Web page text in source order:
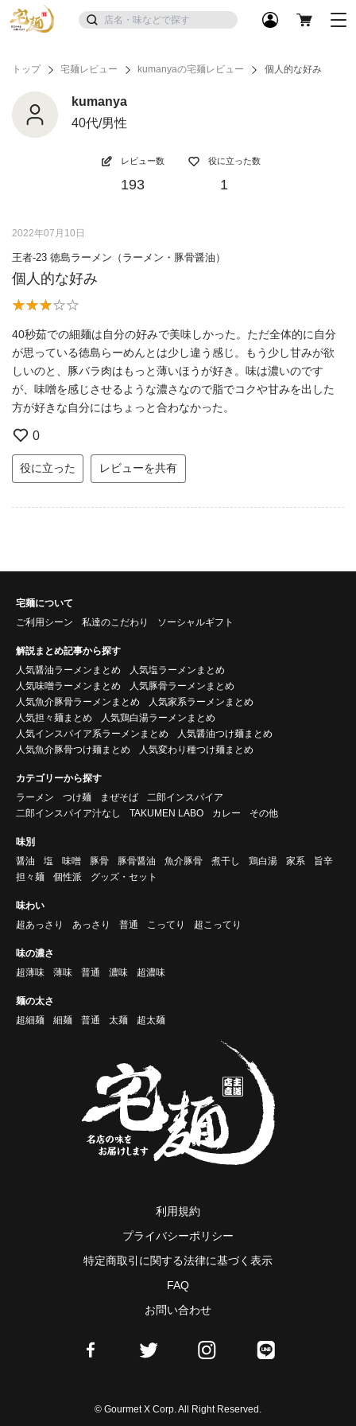
トップ 宅麺レビュー kumanyaの宅麺レビュー 個人的な好み
kumanya
40代/男性
レビュー数
193
役に立った数
1
2022年07月10日
王者-23 徳島ラーメン（ラーメン・豚骨醤油）
個人的な好み
40秒茹での細麺は自分の好みで美味しかった。ただ全体的に自分
が思っている徳島らーめんとは少し違う感じ。もう少し甘みが欲
しいのと、豚バラ肉はもっと薄いほうが好き。味は濃いのです
が、味噌を感じさせるような濃さなので脂でコクや甘みを出した
方が好きな自分にはちょっと合わなかった。
0
役に立った レビューを共有
宅麺について
ご利用シーン
私達のこだわり ソーシャルギフト
解説まとめ記事から探す
人気醤油ラーメンまとめ
人気塩ラーメンまとめ
人気味噌ラーメンまとめ
人気豚骨ラーメンまとめ
人気魚介豚骨ラーメンまとめ
人気家系ラーメンまとめ
人気担々麺まとめ
人気鶏白湯ラーメンまとめ
人気インスパイア系ラーメンまとめ
人気醤油つけ麺まとめ
人気魚介豚骨つけ麺まとめ
人気変わり種つけ麺まとめ
カテゴリーから探す
ラーメン
つけ麺 まぜそば
二郎インスパイア
二郎インスパイア汁なし
TAKUMEN LABO カレー その他
味別
醤油
塩 味噌 豚骨 豚骨醤油 魚介豚骨 煮干し 鶏白湯 家系
旨辛
担々麺
個性派 グッズ・セット
味わい
超あっさり
あっさり 普通 こってり 超こってり
味の濃さ
超薄味
薄味 普通 濃味 超濃味
麺の太さ
超細麺
細麺 普通 太麺 超太麺
利用規約
プライバシーポリシー
特定商取引に関する法律に基づく表示
FAQ
お問い合わせ
© Gourmet X Corp. All Right Reserved.